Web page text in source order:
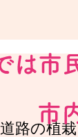
路の植栽